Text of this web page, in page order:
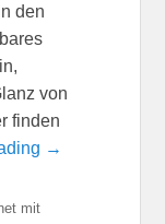
den
von
finden
→
mit